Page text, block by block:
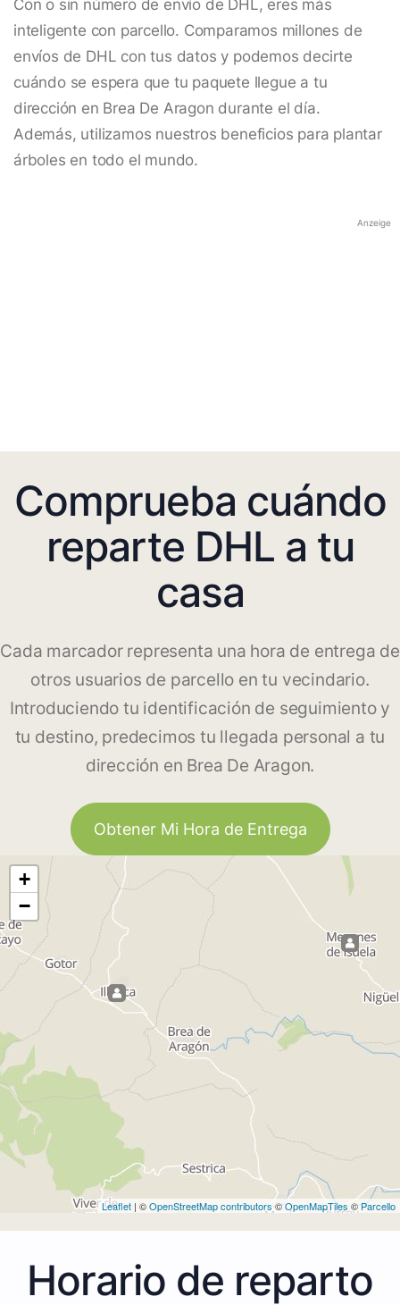
Con o sin número de envío de DHL, eres más
inteligente con parcello. Comparamos millones de
envíos de DHL con tus datos y podemos decirte
cuándo se espera que tu paquete llegue a tu
dirección en Brea De Aragon durante el día.
Además, utilizamos nuestros beneficios para plantar
árboles en todo el mundo.
Anzeige
Comprueba cuándo
reparte DHL a tu
casa
Cada marcador representa una hora de entrega de
otros usuarios de parcello en tu vecindario.
Introduciendo tu identificación de seguimiento y
tu destino, predecimos tu llegada personal a tu
dirección en Brea De Aragon.
Obtener Mi Hora de Entrega
+
−
Leaflet | ©OpenStreetMap contributors ©OpenMapTiles © Parcello
Horario de reparto